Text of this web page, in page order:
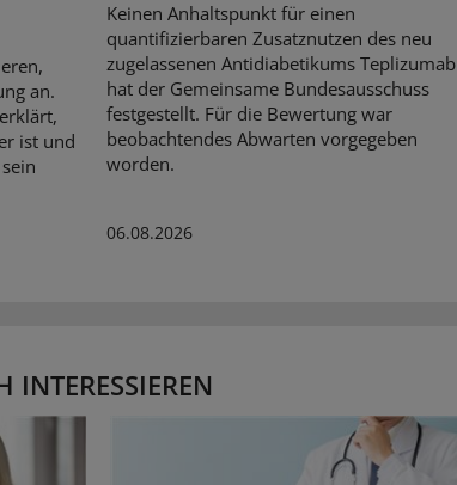
an.
ist und
Keinen Anhaltspunkt für einen
quantifizierbaren Zusatznutzen des neu
zugelassenen Antidiabetikums Teplizumab
hat der Gemeinsame Bundesausschuss
festgestellt. Für die Bewertung war
beobachtendes Abwarten vorgegeben
worden.
06.08.2026
INTERESSIEREN